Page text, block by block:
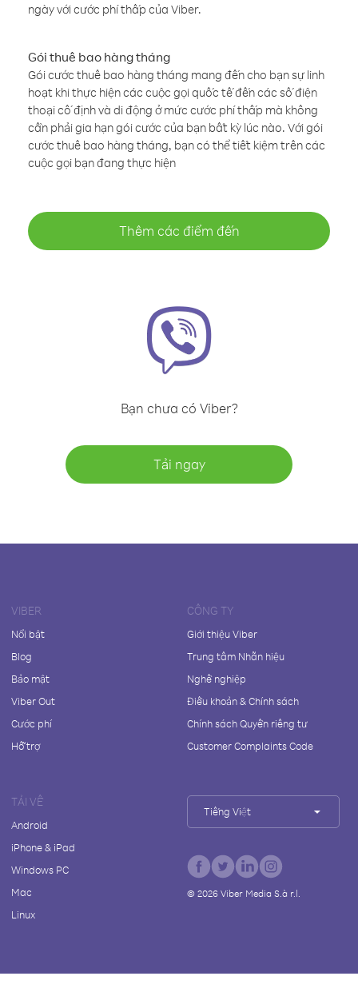
ngày với cước phí thấp của Viber.
Gói thuê bao hàng tháng
Gói cước thuê bao hàng tháng mang đến cho bạn sự linh
hoạt khi thực hiện các cuộc gọi quốc tế đến các số điện
thoại cố định và di động ở mức cước phí thấp mà không
cần phải gia hạn gói cước của bạn bất kỳ lúc nào. Với gói
cước thuê bao hàng tháng, bạn có thể tiết kiệm trên các
cuộc gọi bạn đang thực hiện
Thêm các điểm đến
Bạn chưa có Viber?
Tải ngay
VIBER
Nổi bật
Blog
Bảo mật
Viber Out
Cước phí
Hỗ trợ
CÔNG TY
Giới thiệu Viber
Trung tâm Nhãn hiệu
Nghề nghiệp
Điều khoản & Chính sách
Chính sách Quyền riêng tư
Customer Complaints Code
TẢI VỀ
Android
iPhone & iPad
Windows PC
Mac
Linux
Tiếng Việt
© 2026Viber Media S.à r.l.